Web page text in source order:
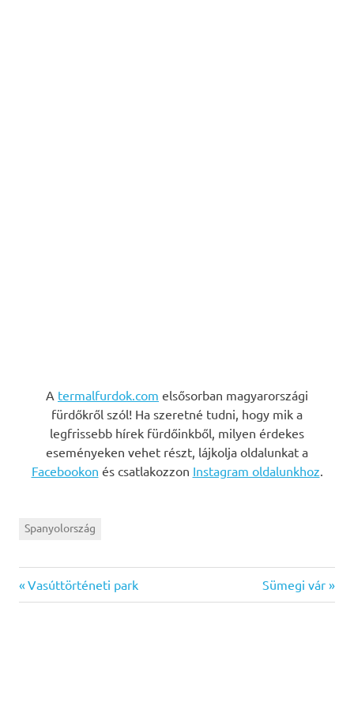
A termalfurdok.com elsősorban magyarországi
fürdőkről szól! Ha szeretné tudni, hogy mik a
legfrissebb hírek fürdőinkből, milyen érdekes
eseményeken vehet részt, lájkolja oldalunkat a
Facebookon és csatlakozzon Instagram oldalunkhoz
Spanyolország
Bejegyzés
Previous
Post:
Vasúttörténeti park
Next
Post:
Sümegi vár